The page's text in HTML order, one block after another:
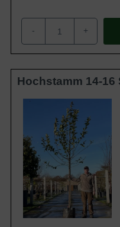
- +
Hochstamm 14-16